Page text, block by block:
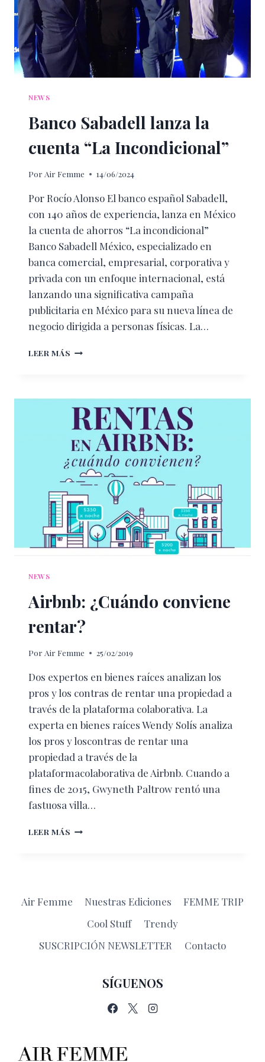
NEWS
Banco Sabadell lanza la
cuenta “La Incondicional”
Por Air Femme 14/06/2024
Por Rocío Alonso El banco español Sabadell,
con 140 años de experiencia, lanza en México
la cuenta de ahorros “La incondicional”
Banco Sabadell México, especializado en
banca comercial, empresarial, corporativa y
privada con un enfoque internacional, está
lanzando una significativa campaña
publicitaria en México para su nueva línea de
negocio dirigida a personas físicas. La…
LEER MÁS BANCO
CUENTA
“LA
INCONDICIONAL”
NEWS
Airbnb: ¿Cuándo conviene
rentar?
Por Air Femme 25/02/2019
Dos expertos en bienes raíces analizan los
pros y los contras de rentar una propiedad a
través de la plataforma colaborativa. La
experta en bienes raíces Wendy Solís analiza
los pros y loscontras de rentar una
propiedad a través de la
plataformacolaborativa de Airbnb. Cuando a
fines de 2015, Gwyneth Paltrow rentó una
fastuosa villa…
LEER MÁS AIRBNB:
Air Femme Nuestras Ediciones
FEMME TRIP
Cool Stuff
Trendy
SUSCRIPCIÓN NEWSLETTER
Contacto
SÍGUENOS